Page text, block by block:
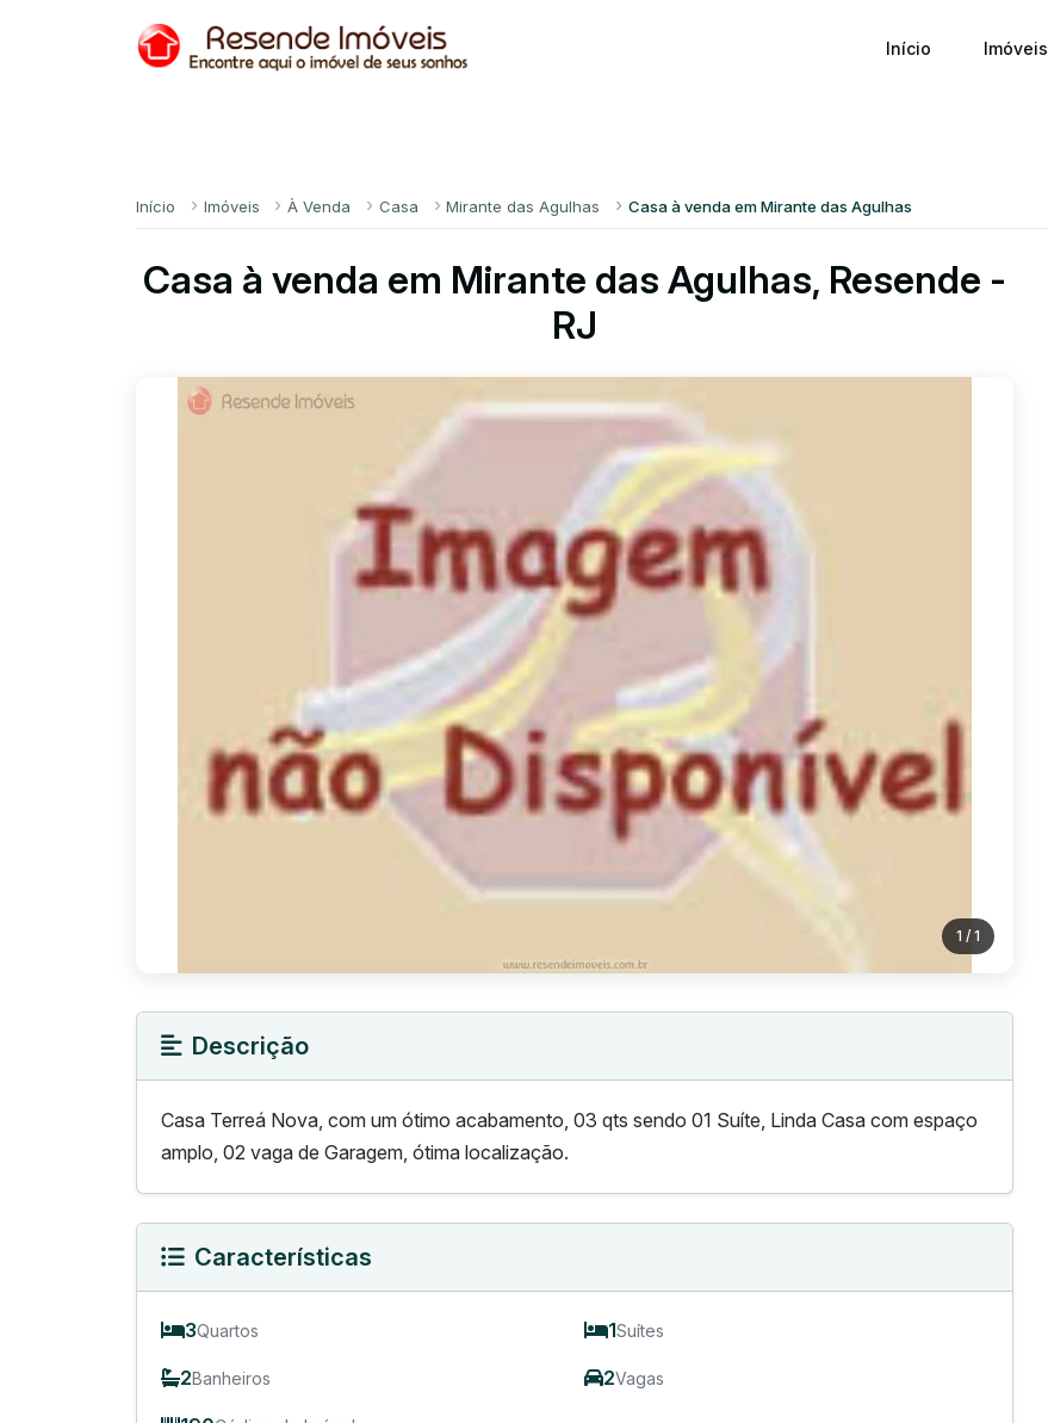
Início Imóveis
Início Imóveis À Venda Casa Mirante das Agulhas Casa à venda em Mirante das Agulhas
Casa à venda em Mirante das Agulhas, Resende -
RJ
1 / 1
Descrição
Casa Terreá Nova, com um ótimo acabamento, 03 qts sendo 01 Suíte, Linda Casa com espaço
amplo, 02 vaga de Garagem, ótima localização.
Características
3Quartos 1Suítes
2Banheiros 2Vagas